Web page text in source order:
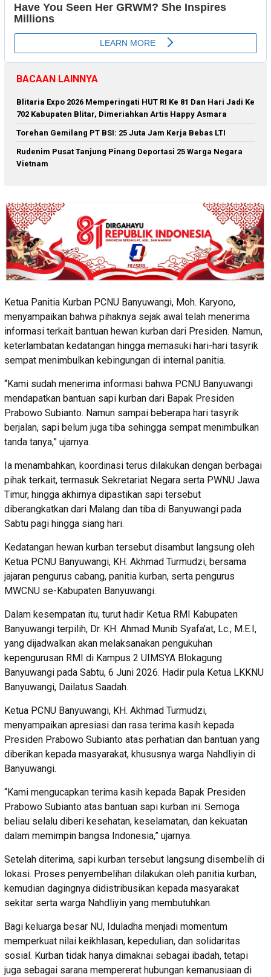
BACAAN LAINNYA
Blitaria Expo 2026 Memperingati HUT RI Ke 81 Dan Hari Jadi Ke
702 Kabupaten Blitar, Dimeriahkan Artis Happy Asmara
Torehan Gemilang PT BSI: 25 Juta Jam Kerja Bebas LTI
Rudenim Pusat Tanjung Pinang Deportasi 25 Warga Negara
Vietnam
Ketua Panitia Kurban PCNU Banyuwangi, Moh. Karyono,
menyampaikan bahwa pihaknya sejak awal telah menerima
informasi terkait bantuan hewan kurban dari Presiden. Namun,
keterlambatan kedatangan hingga memasuki hari-hari tasyrik
sempat menimbulkan kebingungan di internal panitia.
“Kami sudah menerima informasi bahwa PCNU Banyuwangi
mendapatkan bantuan sapi kurban dari Bapak Presiden
Prabowo Subianto. Namun sampai beberapa hari tasyrik
berjalan, sapi belum juga tiba sehingga sempat menimbulkan
tanda tanya,” ujarnya.
Ia menambahkan, koordinasi terus dilakukan dengan berbagai
pihak terkait, termasuk Sekretariat Negara serta PWNU Jawa
Timur, hingga akhirnya dipastikan sapi tersebut
diberangkatkan dari Malang dan tiba di Banyuwangi pada
Sabtu pagi hingga siang hari.
Kedatangan hewan kurban tersebut disambut langsung oleh
Ketua PCNU Banyuwangi, KH. Akhmad Turmudzi, bersama
jajaran pengurus cabang, panitia kurban, serta pengurus
MWCNU se-Kabupaten Banyuwangi.
Dalam kesempatan itu, turut hadir Ketua RMI Kabupaten
Banyuwangi terpilih, Dr. KH. Ahmad Munib Syafa’at, Lc., M.E.I,
yang dijadwalkan akan melaksanakan pengukuhan
kepengurusan RMI di Kampus 2 UIMSYA Blokagung
Banyuwangi pada Sabtu, 6 Juni 2026. Hadir pula Ketua LKKNU
Banyuwangi, Dailatus Saadah.
Ketua PCNU Banyuwangi, KH. Akhmad Turmudzi,
menyampaikan apresiasi dan rasa terima kasih kepada
Presiden Prabowo Subianto atas perhatian dan bantuan yang
diberikan kepada masyarakat, khususnya warga Nahdliyin di
Banyuwangi.
“Kami mengucapkan terima kasih kepada Bapak Presiden
Prabowo Subianto atas bantuan sapi kurban ini. Semoga
beliau selalu diberi kesehatan, keselamatan, dan kekuatan
dalam memimpin bangsa Indonesia,” ujarnya.
Setelah diterima, sapi kurban tersebut langsung disembelih di
lokasi. Proses penyembelihan dilakukan oleh panitia kurban,
kemudian dagingnya didistribusikan kepada masyarakat
sekitar serta warga Nahdliyin yang membutuhkan.
Bagi keluarga besar NU, Iduladha menjadi momentum
memperkuat nilai keikhlasan, kepedulian, dan solidaritas
sosial. Kurban tidak hanya dimaknai sebagai ibadah, tetapi
juga sebagai sarana mempererat hubungan kemanusiaan di